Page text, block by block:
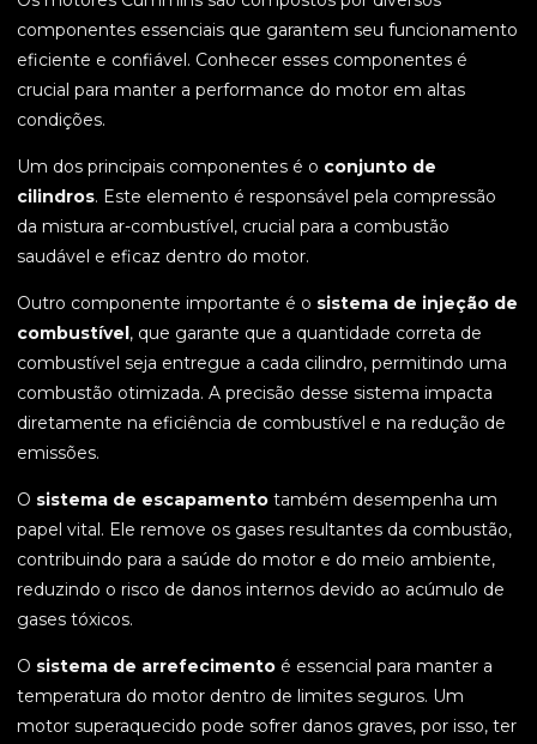
componentes essenciais que garantem seu funcionamento
eficiente e confiável. Conhecer esses componentes é
crucial para manter a performance do motor em altas
condições.
Um dos principais componentes é o conjunto de
cilindros. Este elemento é responsável pela compressão
da mistura ar-combustível, crucial para a combustão
saudável e eficaz dentro do motor.
Outro componente importante é o sistema de injeção de
combustível, que garante que a quantidade correta de
combustível seja entregue a cada cilindro, permitindo uma
combustão otimizada. A precisão desse sistema impacta
diretamente na eficiência de combustível e na redução de
emissões.
O sistema de escapamento também desempenha um
papel vital. Ele remove os gases resultantes da combustão,
contribuindo para a saúde do motor e do meio ambiente,
reduzindo o risco de danos internos devido ao acúmulo de
gases tóxicos.
O sistema de arrefecimento é essencial para manter a
temperatura do motor dentro de limites seguros. Um
motor superaquecido pode sofrer danos graves, por isso, ter